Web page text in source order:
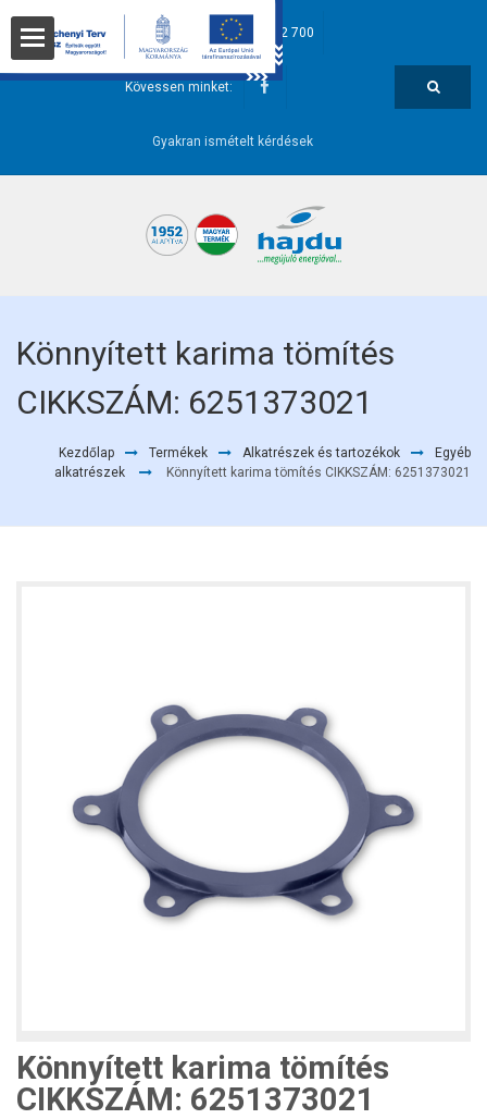
hajdu@hajdurt.hu +36 52 582 700
Kövessen minket:
Gyakran ismételt kérdések
Könnyített karima tömítés
CIKKSZÁM: 6251373021
Kezdőlap Termékek Alkatrészek és tartozékok
Egyéb
alkatrészek
Könnyített karima tömítés CIKKSZÁM: 6251373021
Könnyített karima tömítés
CIKKSZÁM: 6251373021